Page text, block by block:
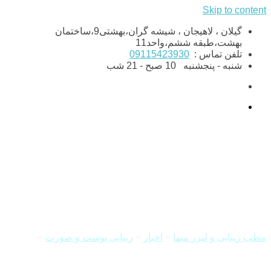
Skip to content
گیلان ، لاهیجان ، شیشه گران،بهشتی9،ساختمان
بهشت،طبقه ششم،واحد11
تلفن تماس : 09115423930
شنبه - پنجشنبه
مطب زیبایی و لیزر میها اخبار زیبایی پوست و صورت